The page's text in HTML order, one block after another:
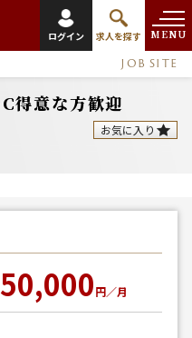
ログイン 求人を探す MENU
JOB SITE
得意な方歓迎
お気に入り
円／月